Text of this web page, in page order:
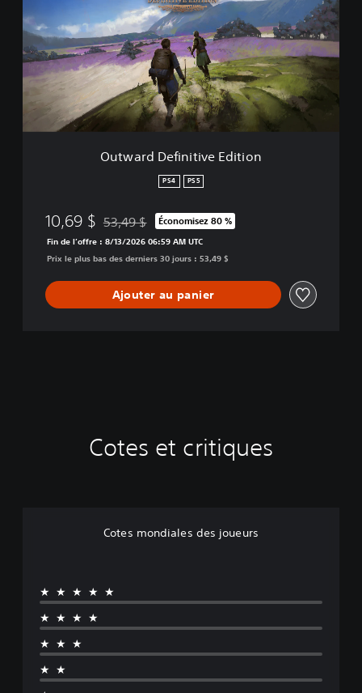
a
d
n
Outward Definitive Edition
PS4 PS5
10,69 $ Remise par rapport au prix d'origine de 53,49 $
53,49 $ Économisez 80 %
Fin de l’offre : 8/13/2026 06:59 AM UTC
Prix le plus bas des derniers 30 jours : 53,49 $
Ajouter au panier
Cotes et critiques
Cotes mondiales des joueurs
★★★★★
★★★★
★★★
★★